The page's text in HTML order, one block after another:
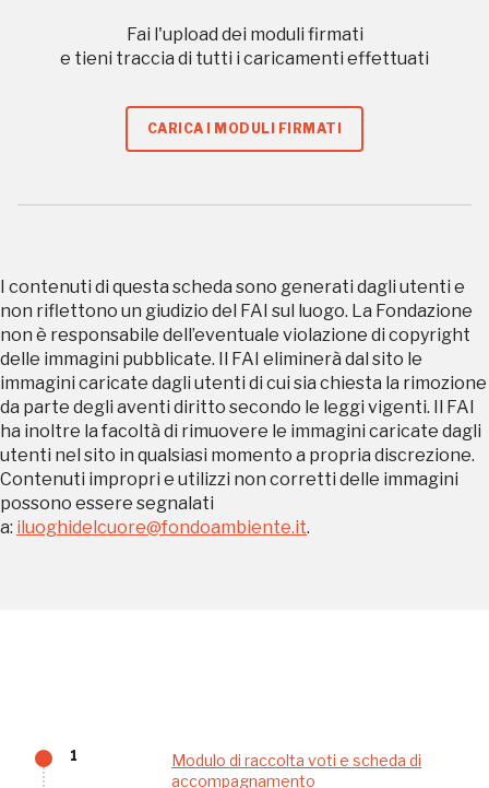
Fai l'upload dei moduli firmati
e tieni traccia di tutti i caricamenti effettuati
CARICA I MODULI FIRMATI
I contenuti di questa scheda sono generati dagli utenti e
non riflettono un giudizio del FAI sul luogo. La Fondazione
non è responsabile dell’eventuale violazione di copyright
delle immagini pubblicate. Il FAI eliminerà dal sito le
immagini caricate dagli utenti di cui sia chiesta la rimozione
da parte degli aventi diritto secondo le leggi vigenti. Il FAI
ha inoltre la facoltà di rimuovere le immagini caricate dagli
utenti nel sito in qualsiasi momento a propria discrezione.
Contenuti impropri e utilizzi non corretti delle immagini
possono essere segnalati
a: iluoghidelcuore@fondoambiente.it.
1
Modulo di raccolta voti e scheda di
accompagnamento
Regalati 365 giorni di arte e cultura nell'Italia
più bella, risparmiando.
ISCRIVITI AL FAI
Ingresso gratuito
nei Beni FAI tutto l'anno
Gratis
Napoli
Palazzo Strozzi
Firenze
Gallerie
Milano
sarebbe possibile